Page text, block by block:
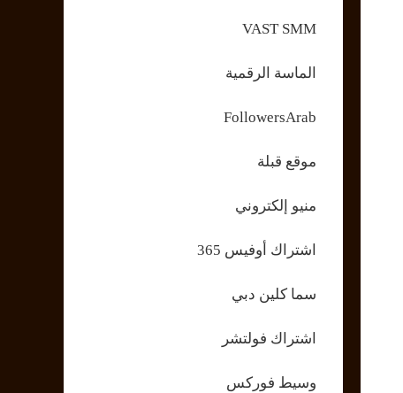
VAST SMM
الماسة الرقمية
FollowersArab
موقع قبلة
منيو إلكتروني
اشتراك أوفيس 365
سما كلين دبي
اشتراك فولتشر
وسيط فوركس